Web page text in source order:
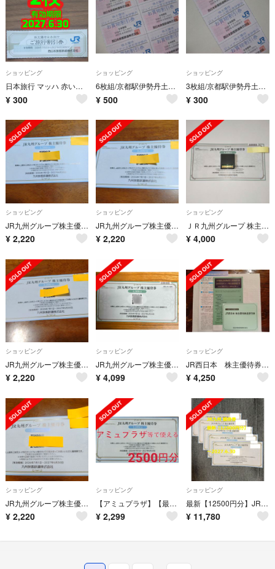
ショッピング
日本旅行 マッハ 赤い風船 ベストエクセレント ベスト 割引券
¥ 300
ショッピング
6枚組/京都駅伊勢丹土産他のお買物★1割引券7/1～2027/6/30
¥ 500
ショッピング
3枚組/京都駅伊勢丹土産他のお買物★1割引券7/1～2027/6/30
¥ 300
ショッピング
JR九州グループ株主優待券
¥ 2,220
ショッピング
JR九州グループ株主優待券
¥ 2,220
ショッピング
ＪＲ九州グループ 株主優待券 ４５００円分
¥ 4,000
ショッピング
JR九州グループ株主優待券
¥ 2,220
ショッピング
JR九州グループ株主優待券 4,500円分
¥ 4,099
ショッピング
JR西日本 株主優待券1セット
¥ 4,250
ショッピング
JR九州グループ株主優待券２５００円分
¥ 2,220
ショッピング
【アミュプラザ】【最新】【送料無料】JR九州グループ株主優待券 ２５００円分
¥ 2,299
ショッピング
最新【12500円分】JR九州 優待券 ～2027.6.30
¥ 11,780